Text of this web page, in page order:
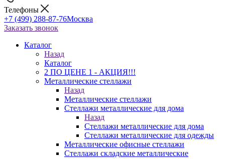
Телефоны
+7 (499) 288-87-76Москва
Заказать звонок
Каталог
Назад
Каталог
2 ПО ЦЕНЕ 1 - АКЦИЯ!!!
Металлические стеллажи
Назад
Металлические стеллажи
Стеллажи металлические для дома
Назад
Стеллажи металлические для дома
Стеллажи металлические для одежды
Металлические офисные стеллажи
Стеллажи складские металлические